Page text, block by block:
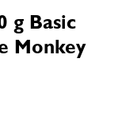
g Basic
Monkey